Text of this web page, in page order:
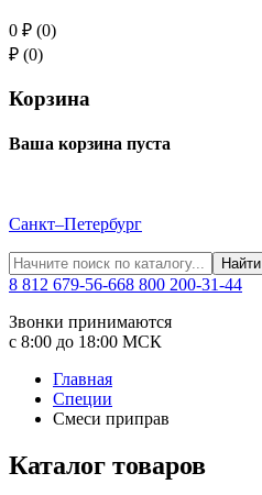
0 ₽ (0)
₽ (0)
Корзина
Ваша корзина пуста
Санкт–Петербург
Найти
8 812 679-56-668 800 200-31-44
Звонки принимаются
с 8:00 до 18:00 МСК
Главная
Специи
Смеси приправ
Каталог товаров